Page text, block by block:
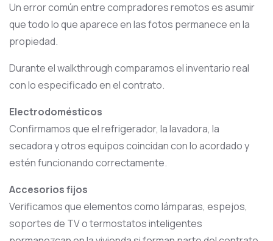
Un error común entre compradores remotos es asumir
que todo lo que aparece en las fotos permanece en la
propiedad.
Durante el walkthrough comparamos el inventario real
con lo especificado en el contrato.
Electrodomésticos
Confirmamos que el refrigerador, la lavadora, la
secadora y otros equipos coincidan con lo acordado y
estén funcionando correctamente.
Accesorios fijos
Verificamos que elementos como lámparas, espejos,
soportes de TV o termostatos inteligentes